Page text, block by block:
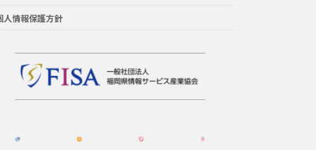
人情報保護方針